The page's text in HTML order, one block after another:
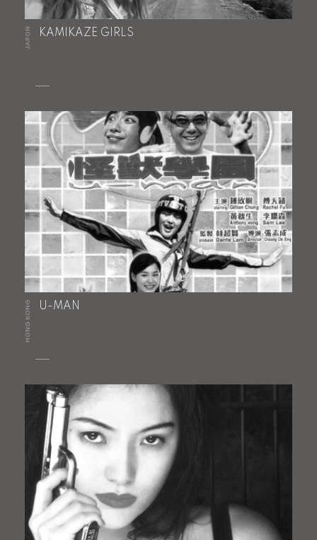
JAPON KAMIKAZE GIRLS
HONG KONG U-MAN